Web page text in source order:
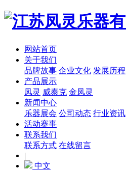
网站首页
关于我们
品牌故事 企业文化 发展历程
产品展示
凤灵 威泰克 金凤灵
新闻中心
乐器展会 公司动态 行业资讯
活动赛事
联系我们
联系方式 在线留言
|
中文